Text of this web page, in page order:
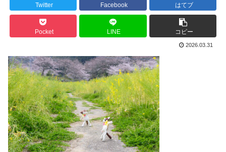
Twitter Facebook はてブ
Pocket LINE コピー
2026.03.31